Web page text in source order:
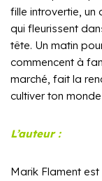
fille introvertie, un
qui fleurissent
tête. Un matin
commencent à
marché, fait la
cultiver ton monde
L’auteur :
Marik Flament